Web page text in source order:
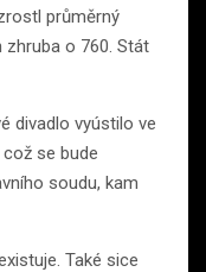
průměrný
zhruba o 760. Stát
divadlo vyústilo ve
se bude
soudu, kam
Také sice